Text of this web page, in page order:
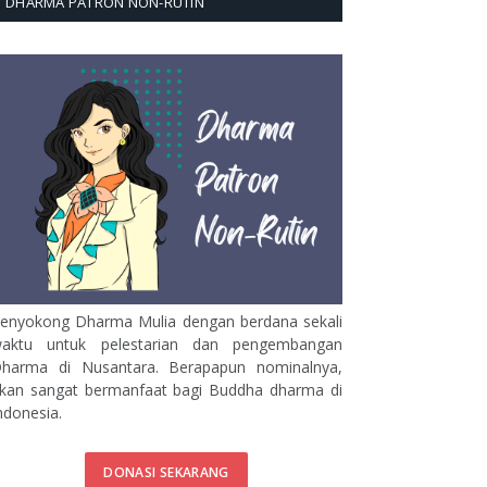
Dharma Mulia dengan berdana sekali
untuk pelestarian dan pengembangan
di Nusantara. Berapapun nominalnya,
sangat bermanfaat bagi Buddha dharma di
DONASI SEKARANG